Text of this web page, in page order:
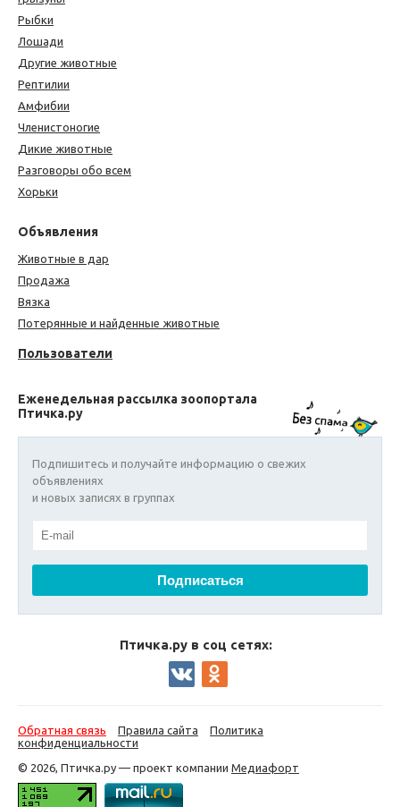
Рыбки
Лошади
Другие животные
Рептилии
Амфибии
Членистоногие
Дикие животные
Разговоры обо всем
Хорьки
Объявления
Животные в дар
Продажа
Вязка
Потерянные и найденные животные
Пользователи
Еженедельная рассылка зоопортала
Птичка.ру
Подпишитесь и получайте информацию о свежих
объявлениях
и новых записях в группах
Птичка.ру в соц сетях:
Обратная связь Правила сайта
Политика
конфиденциальности
© 2026, Птичка.ру — проект компании Медиафорт